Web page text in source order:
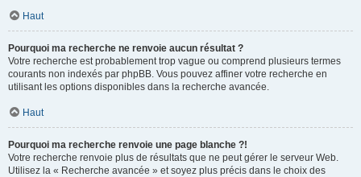
Haut
Pourquoi ma recherche ne renvoie aucun résultat ?
Votre recherche est probablement trop vague ou comprend plusieurs termes
courants non indexés par phpBB. Vous pouvez affiner votre recherche en
utilisant les options disponibles dans la recherche avancée.
Haut
Pourquoi ma recherche renvoie une page blanche ?!
Votre recherche renvoie plus de résultats que ne peut gérer le serveur Web.
Utilisez la « Recherche avancée » et soyez plus précis dans le choix des